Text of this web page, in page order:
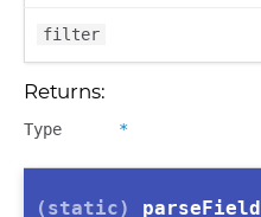
filter
Returns:
Type *
(static) parseField